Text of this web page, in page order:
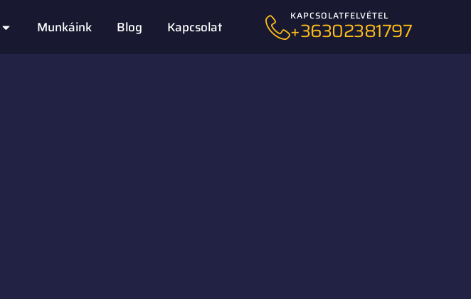
Munkáink Blog Kapcsolat
KAPCSOLATFELVÉTEL
+36302381797